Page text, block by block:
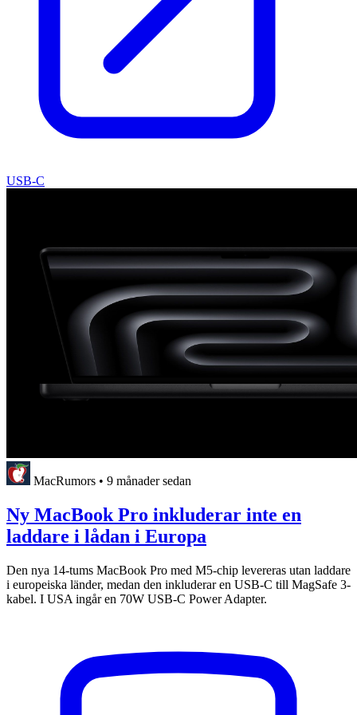
USB-C
MacRumors • 9 månader sedan
Ny MacBook Pro inkluderar inte en
laddare i lådan i Europa
Den nya 14-tums MacBook Pro med M5-chip levereras utan laddare
i europeiska länder, medan den inkluderar en USB-C till MagSafe 3-
kabel. I USA ingår en 70W USB-C Power Adapter.